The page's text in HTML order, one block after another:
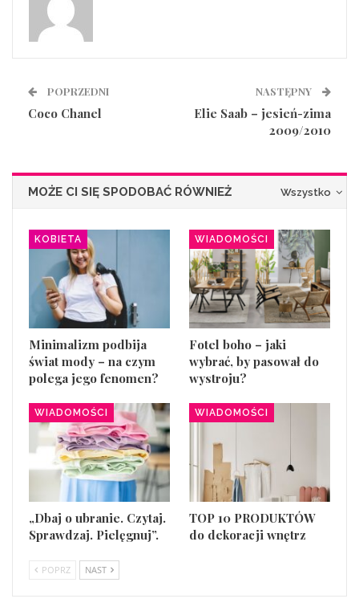
POPRZEDNI
Coco Chanel
NASTĘPNY
Elie Saab – jesień-zima
2009/2010
Wszystko
MOŻE CI SIĘ SPODOBAĆ RÓWNIEŻ
KOBIETA
Minimalizm podbija
świat mody – na czym
polega jego fenomen?
WIADOMOŚCI
Fotel boho – jaki
wybrać, by pasował do
wystroju?
WIADOMOŚCI
„Dbaj o ubranie. Czytaj.
Sprawdzaj. Pielęgnuj”.
WIADOMOŚCI
TOP 10 PRODUKTÓW
do dekoracji wnętrz
POPRZ NAST